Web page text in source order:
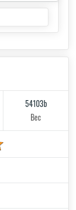
54103b
Вес